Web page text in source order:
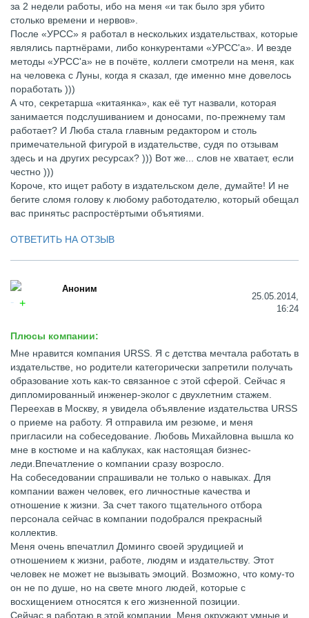
за 2 недели работы, ибо на меня «и так было зря убито
столько времени и нервов».
После «УРСС» я работал в нескольких издательствах, которые
являлись партнёрами, либо конкурентами «УРСС'а». И везде
методы «УРСС'а» не в почёте, коллеги смотрели на меня, как
на человека с Луны, когда я сказал, где именно мне довелось
поработать )))
А что, секретарша «китаянка», как её тут назвали, которая
занимается подслушиванием и доносами, по-прежнему там
работает? И Люба стала главным редактором и столь
примечательной фигурой в издательстве, судя по отзывам
здесь и на других ресурсах? ))) Вот же... слов не хватает, если
честно )))
Короче, кто ищет работу в издательском деле, думайте! И не
бегите сломя голову к любому работодателю, который обещал
вас принятьс распростёртыми объятиями.
ОТВЕТИТЬ НА ОТЗЫВ
Аноним
25.05.2014,
16:24
Плюсы компании:
Мне нравится компания URSS. Я с детства мечтала работать в
издательстве, но родители категорически запретили получать
образование хоть как-то связанное с этой сферой. Сейчас я
дипломированный инженер-эколог с двухлетним стажем.
Переехав в Москву, я увидела объявление издательства URSS
о приеме на работу. Я отправила им резюме, и меня
пригласили на собеседование. Любовь Михайловна вышла ко
мне в костюме и на каблуках, как настоящая бизнес-
леди.Впечатление о компании сразу возросло.
На собеседовании спрашивали не только о навыках. Для
компании важен человек, его личностные качества и
отношение к жизни. За счет такого тщательного отбора
персонала сейчас в компании подобрался прекрасный
коллектив.
Меня очень впечатлил Доминго своей эрудицией и
отношением к жизни, работе, людям и издательству. Этот
человек не может не вызывать эмоций. Возможно, что кому-то
он не по душе, но на свете много людей, которые с
восхищением относятся к его жизненной позиции.
Сейчас я работаю в этой компании. Меня окружают умные и